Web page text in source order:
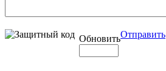
ОбновитьОтправить